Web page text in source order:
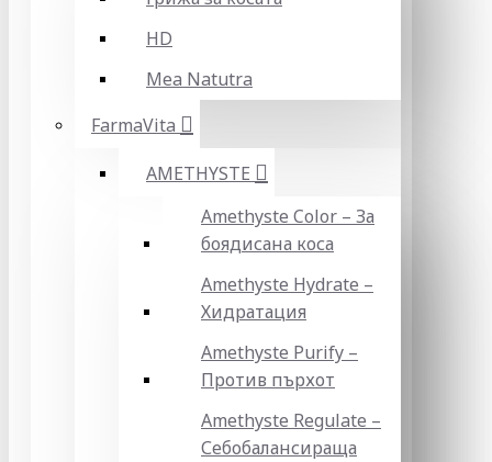
HD
Mea Natutra
FarmaVita
AMETHYSTE
Amethyste Color – За
боядисана коса
Amethyste Hydrate –
Хидратация
Amethyste Purify –
Против пърхот
Amethyste Regulate –
Себобалансираща